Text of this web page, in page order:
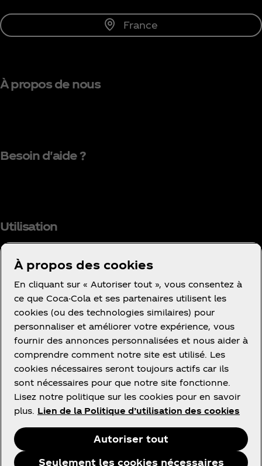
France
À propos de nous
Besoin d'aide ?
Utilisation
Facebook
Instagram
Youtube
Ce site vous propose des contenus et des
promotions à propos des marques, des produits et
des activités des sociétés du groupe The Coca‑Cola
France.
À propos des cookies
En cliquant sur « Autoriser tout », vous consentez à
ce que Coca-Cola et ses partenaires utilisent les
cookies (ou des technologies similaires) pour
personnaliser et améliorer votre expérience, vous
fournir des annonces personnalisées et nous aider à
comprendre comment notre site est utilisé. Les
cookies nécessaires seront toujours actifs car ils
sont nécessaires pour que notre site fonctionne.
Lisez notre politique sur les cookies pour en savoir
plus. Lien de la Politique d’utilisation des cookies
Autoriser tout
Seulement les cookies nécessaires